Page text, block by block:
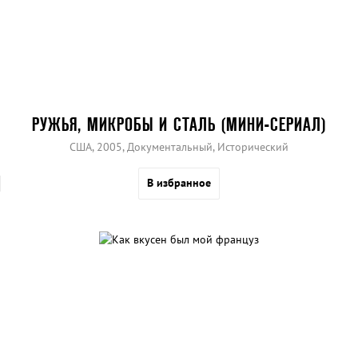
РУЖЬЯ, МИКРОБЫ И СТАЛЬ (МИНИ-СЕРИАЛ)
США, 2005, Документальный, Исторический
В избранное